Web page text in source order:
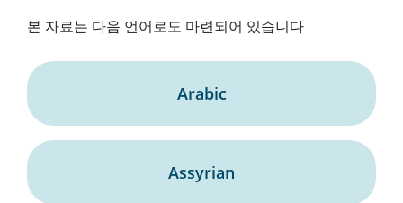
본 자료는 다음 언어로도 마련되어 있습니다
Arabic
Assyrian